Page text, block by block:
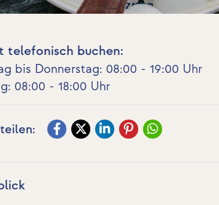
telefonisch buchen:
bis Donnerstag: 08:00 - 19:00 Uhr
08:00 - 18:00 Uhr